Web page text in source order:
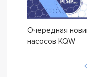
Очередная
насосов KQW